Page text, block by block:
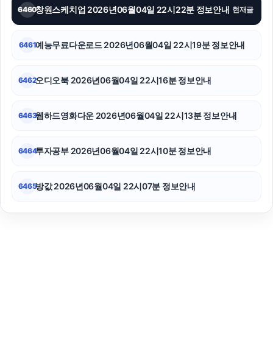
6460창원스케치업 2026년06월04일 22시22분 정보안내 현재글
6461예능무료다운로드 2026년06월04일 22시19분 정보안내
6462오디오북 2026년06월04일 22시16분 정보안내
6463웹하드영화다운 2026년06월04일 22시13분 정보안내
6464투자공부 2026년06월04일 22시10분 정보안내
6465방값 2026년06월04일 22시07분 정보안내